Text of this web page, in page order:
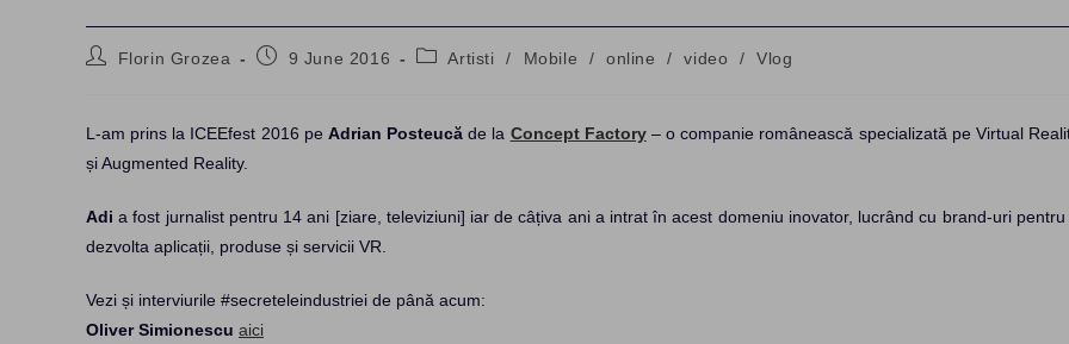
PostFlorin Grozea
Post9 June 2016
PostArtisti / Mobile / online / video / Vlog
L-am prins la ICEEfest 2016 pe Adrian Posteucă de la Concept Factory– o companie românească specializată pe Virtual
și Augmented Reality.
Adi a fost jurnalist pentru 14 ani [ziare, televiziuni] iar de câțiva ani a intrat în acest domeniu inovator, lucrând cu brand-uri pentru
dezvolta aplicații, produse și servicii VR.
Vezi și interviurile #secreteleindustriei de până acum:
Oliver Simionescu aici